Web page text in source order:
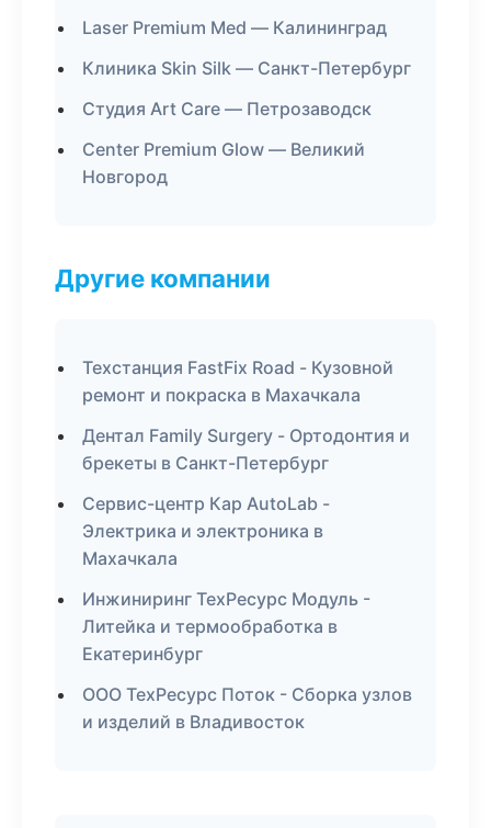
Laser Premium Med — Калининград
Клиника Skin Silk — Санкт-Петербург
Студия Art Care — Петрозаводск
Center Premium Glow — Великий
Новгород
Другие компании
Техстанция FastFix Road - Кузовной
ремонт и покраска в Махачкала
Дентал Family Surgery - Ортодонтия и
брекеты в Санкт-Петербург
Сервис-центр Кар AutoLab -
Электрика и электроника в
Махачкала
Инжиниринг ТехРесурс Модуль -
Литейка и термообработка в
Екатеринбург
ООО ТехРесурс Поток - Сборка узлов
и изделий в Владивосток